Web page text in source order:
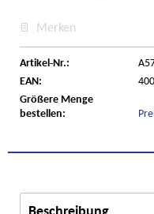
Merken
Artikel-Nr.:
EAN:
Größere Menge
bestellen: